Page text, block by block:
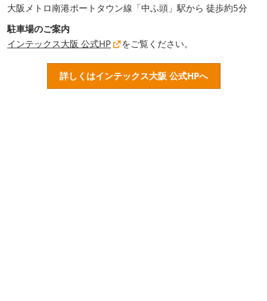
大阪メトロ南港ポートタウン線「中ふ頭」駅から 徒歩約5分
駐車場のご案内
インテックス大阪 公式HP
をご覧ください。
詳しくはインテックス大阪 公式HPへ